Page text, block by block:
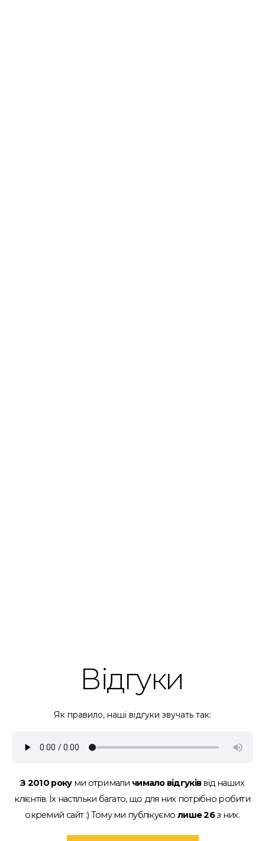
Відгуки
Як правило, наші відгуки звучать так:
З 2010 рокуми отримали чимало відгуківвід наших
клієнтів. Їх настільки багато, що для них потрібно робити
окремий сайт :) Тому ми публікуємолише 26з них.